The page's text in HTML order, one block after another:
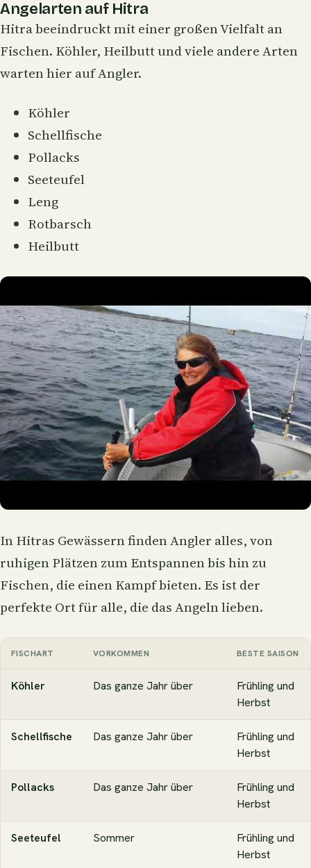
Angelarten auf Hitra
Hitra beeindruckt mit einer großen Vielfalt an
Fischen. Köhler, Heilbutt und viele andere Arten
warten hier auf Angler.
Köhler
Schellfische
Pollacks
Seeteufel
Leng
Rotbarsch
Heilbutt
In Hitras Gewässern finden Angler alles, von
ruhigen Plätzen zum Entspannen bis hin zu
Fischen, die einen Kampf bieten. Es ist der
perfekte Ort für alle, die das Angeln lieben.
FISCHART VORKOMMEN BESTE SAISON
Köhler Das ganze Jahr über
Frühling und
Herbst
Schellfische Das ganze Jahr über
Frühling und
Herbst
Pollacks Das ganze Jahr über
Frühling und
Herbst
Seeteufel Sommer
Frühling und
Herbst